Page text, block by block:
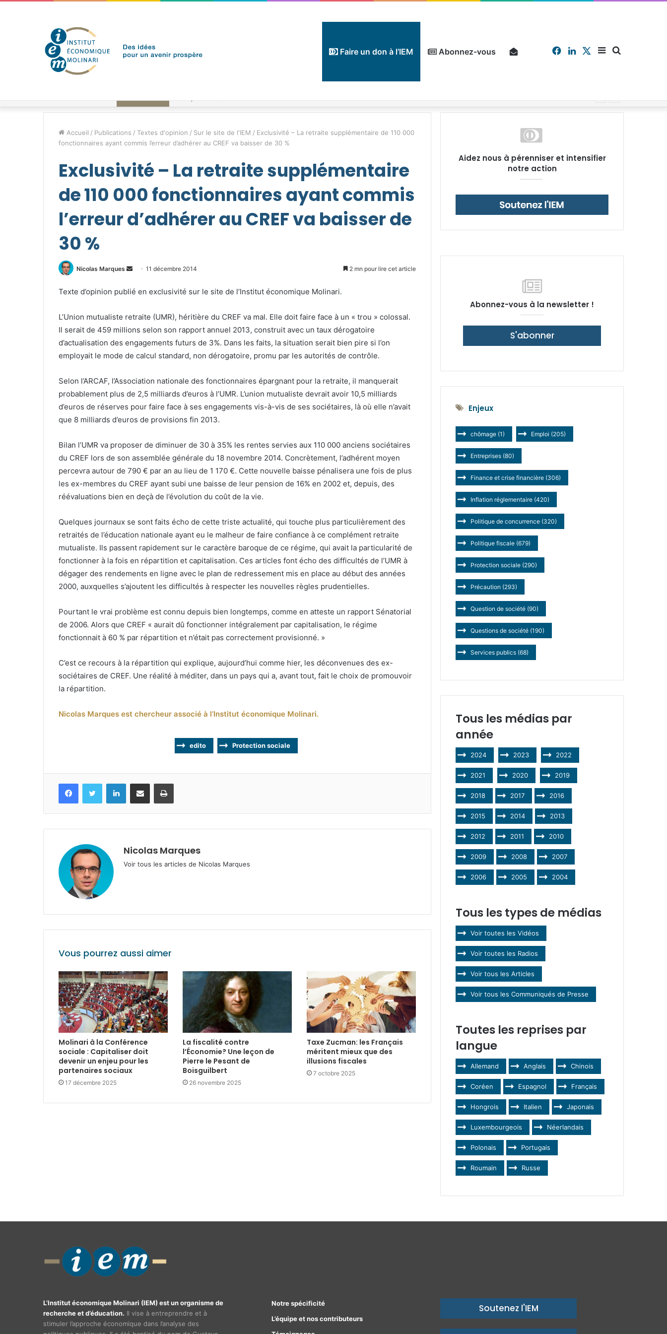
Faire un don à l’IEM Abonnez-vous Sidebar
X
Linkedin
Facebook
Accueil / Publications / Textes d'opinion / Sur le site de l'IEM / Exclusivité – La retraite supplémentaire de 110 000
fonctionnaires ayant commis l’erreur d’adhérer au CREF va baisser de 30 %
Exclusivité – La retraite supplémentaire
de 110 000 fonctionnaires ayant commis
l’erreur d’adhérer au CREF va baisser de
30 %
Nicolas Marques
Envoyer
courriel
11 décembre 2014 2 mn pour lire cet article
Texte d’opinion publié en exclusivité sur le site de l’Institut économique Molinari.
L’Union mutualiste retraite (UMR), héritière du CREF va mal. Elle doit faire face à un « trou » colossal.
Il serait de 459 millions selon son rapport annuel 2013, construit avec un taux dérogatoire
d’actualisation des engagements futurs de 3%. Dans les faits, la situation serait bien pire si l’on
employait le mode de calcul standard, non dérogatoire, promu par les autorités de contrôle.
Selon l’ARCAF, l’Association nationale des fonctionnaires épargnant pour la retraite, il manquerait
probablement plus de 2,5 milliards d’euros à l’UMR. L’union mutualiste devrait avoir 10,5 milliards
d’euros de réserves pour faire face à ses engagements vis-à-vis de ses sociétaires, là où elle n’avait
que 8 milliards d’euros de provisions fin 2013.
Bilan l’UMR va proposer de diminuer de 30 à 35% les rentes servies aux 110 000 anciens sociétaires
du CREF lors de son assemblée générale du 18 novembre 2014. Concrètement, l’adhérent moyen
percevra autour de 790 € par an au lieu de 1 170 €. Cette nouvelle baisse pénalisera une fois de plus
les ex-membres du CREF ayant subi une baisse de leur pension de 16% en 2002 et, depuis, des
réévaluations bien en deçà de l’évolution du coût de la vie.
Quelques journaux se sont faits écho de cette triste actualité, qui touche plus particulièrement des
retraités de l’éducation nationale ayant eu le malheur de faire confiance à ce complément retraite
mutualiste. Ils passent rapidement sur le caractère baroque de ce régime, qui avait la particularité de
fonctionner à la fois en répartition et capitalisation. Ces articles font écho des difficultés de l’UMR à
dégager des rendements en ligne avec le plan de redressement mis en place au début des années
2000, auxquelles s’ajoutent les difficultés à respecter les nouvelles règles prudentielles.
Pourtant le vrai problème est connu depuis bien longtemps, comme en atteste un rapport Sénatorial
de 2006. Alors que CREF « aurait dû fonctionner intégralement par capitalisation, le régime
fonctionnait à 60 % par répartition et n’était pas correctement provisionné. »
C’est ce recours à la répartition qui explique, aujourd’hui comme hier, les déconvenues des ex-
sociétaires de CREF. Une réalité à méditer, dans un pays qui a, avant tout, fait le choix de promouvoir
la répartition.
Nicolas Marques est chercheur associé à l’Institut économique Molinari.
edito Protection sociale
FacebookTwitter LinkedinPartagez par mail Imprimez
Nicolas Marques
Voir tous les articles de Nicolas Marques
Vous pourrez aussi aimer
Molinari à la Conférence
sociale : Capitaliser doit
devenir un enjeu pour les
partenaires sociaux
17 décembre 2025
La fiscalité contre
l’Économie? Une leçon de
Pierre le Pesant de
Boisguilbert
26 novembre 2025
Taxe Zucman: les Français
méritent mieux que des
illusions fiscales
7 octobre 2025
Aidez nous à pérenniser et intensifier
notre action
Abonnez-vous à la newsletter !
S'abonner
Enjeux
chômage (1) Emploi (205)
Entreprises (80)
Finance et crise financière (306)
Inflation réglementaire (420)
Politique de concurrence (320)
Politique fiscale (679)
Protection sociale (290)
Précaution (293)
Question de société (90)
Questions de société (190)
Services publics (68)
Tous les médias par
année
2024 2023 2022
2021 2020 2019
2018 2017 2016
2015 2014 2013
2012 2011 2010
2009 2008 2007
2006 2005 2004
Tous les types de médias
Voir toutes les Vidéos
Voir toutes les Radios
Voir tous les Articles
Voir tous les Communiqués de Presse
Toutes les reprises par
langue
Allemand Anglais Chinois
Coréen Espagnol Français
Hongrois Italien Japonais
Luxembourgeois Néerlandais
Polonais Portugais
Roumain Russe
L’Institut économique Molinari (IEM) est un organisme de
recherche et d’éducation. Il vise à entreprendre et à
stimuler l’approche économique dans l’analyse des
Notre spécificité
L’équipe et nos contributeurs
Soutenez l'IEM